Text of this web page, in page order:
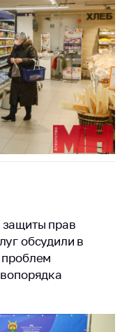
прав
обсудили в